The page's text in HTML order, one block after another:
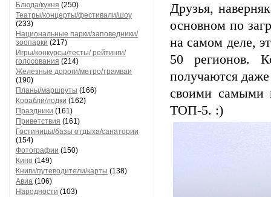
Блюда/кухня (250)
Театры/концерты/фестивали/шоу
(233)
Национальные парки/заповедники/
зоопарки (217)
Игры/конкурсы/тесты/ рейтинги/
голосования (214)
Железные дороги/метро/трамваи
(190)
Планы/маршруты (166)
Корабли/лодки (162)
Праздники (161)
Приветствия (161)
Гостиницы/базы отдыха/санатории
(154)
Фотографии (150)
Кино (149)
Книги/путеводители/карты (138)
Авиа (106)
Народности (103)
Друзья,
основном по
на самом деле,
50 регионов.
получаются
своими самыми
ТОП-5. :)